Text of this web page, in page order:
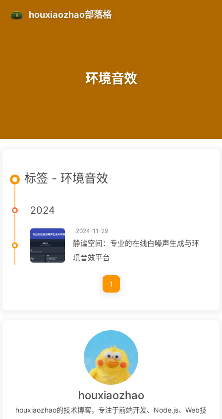
houxiaozhao部落格
环境音效
标签 - 环境音效
2024
2024-11-29
静谧空间：专业的在线白噪声生成与环
境音效平台
1
houxiaozhao
houxiaozhao的技术博客，专注于前端开发、Node.js、Web技